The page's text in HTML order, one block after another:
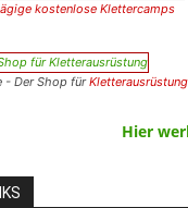
kostenlose Klettercamps
- Der Shop fürKletterausrüstung
Hier